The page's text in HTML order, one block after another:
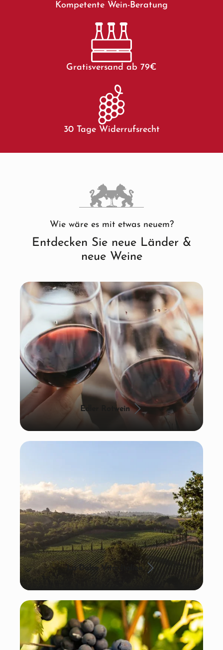
Kompetente Wein-Beratung
Gratisversand ab 79€
30 Tage Widerrufsrecht
Wie wäre es mit etwas neuem?
Entdecken Sie neue Länder &
neue Weine
Edler Rotwein
La Dolce Vita: Italien